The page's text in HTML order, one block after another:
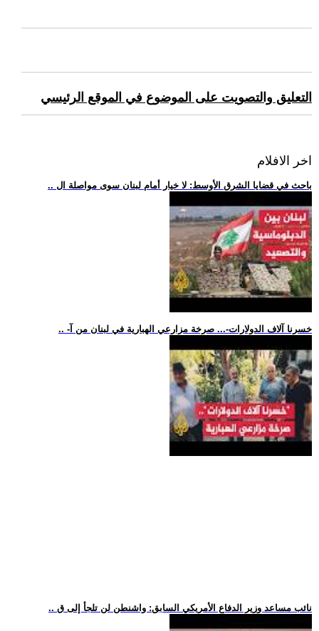
التعليق والتصويت على الموضوع في الموقع الرئيسي
اخر الافلام
.. باحث في قضايا الشرق الأوسط: لا خيار أمام لبنان سوى مواصلة ال
.. -خسرنا آلاف الدولارات-... صرخة مزارعي الهبارية في لبنان من آ
.. نائب مساعد وزير الدفاع الأمريكي السابق: واشنطن لن تلجأ إلى ق